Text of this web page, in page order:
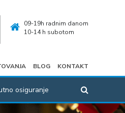
09-19h radnim danom
10-14 h subotom
BLOG KONTAKT
osiguranje